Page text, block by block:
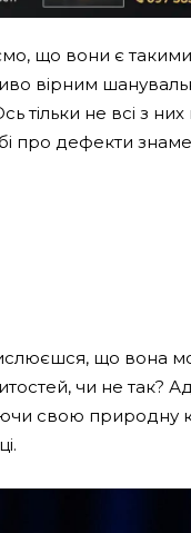
що вони є
вірним
тільки не всі з
про дефекти
що вона
чи не так?
свою природну